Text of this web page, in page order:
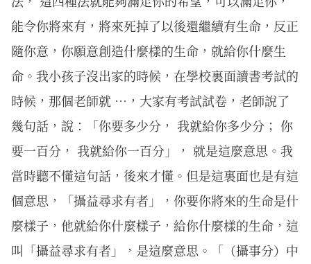
能令你將來有，將來死掉了以後還繼續有生命，反正
隨你意，你願意創造什麼樣的生命，就給你什麼生
命。我小孩子沒出家的時候，在學校裏面讀書考試的
時候，那個老師就 …，大家有考試試卷，老師說了
幾句話，說：「你要多少分， 我就給你多少分； 你
要一百分， 我就給你一百分」， 就是這麼意思。我
當時聽不懂這句話，後來才懂。但是這裏面也是有這
個意思，「攝益尋求有者」，你要你將來的生命是什
麼樣子，他就給你什麼樣子，給你什麼樣的生命，這
叫「攝益尋求有者」，是這麼意思。「（攝事分）中